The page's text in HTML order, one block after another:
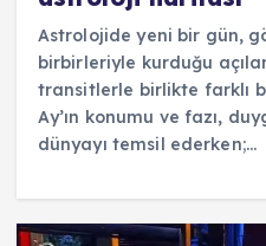
Astrolojide yeni bir gün,
birbirleriyle kurduğu
transitlerle birlikte farklı
Ay’ın konumu ve fazı,
dünyayı temsil ederken;…